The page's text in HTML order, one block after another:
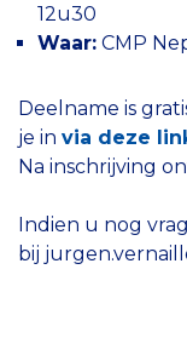
12u30
Waar: CMP
Deelname is
je in via deze
Na inschrijving
Indien u nog
bij